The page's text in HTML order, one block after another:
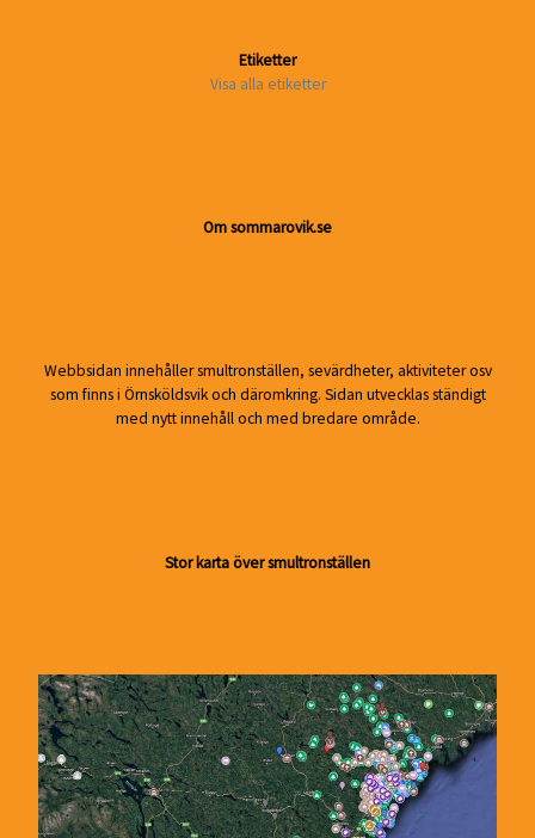
Etiketter
Visa alla etiketter
Om sommarovik.se
Webbsidan innehåller smultronställen, sevärdheter, aktiviteter osv
som finns i Örnsköldsvik och däromkring. Sidan utvecklas ständigt
med nytt innehåll och med bredare område.
Stor karta över smultronställen